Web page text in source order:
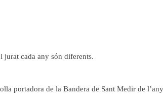
jurat cada any són diferents.
portadora de la Bandera de Sant Medir de